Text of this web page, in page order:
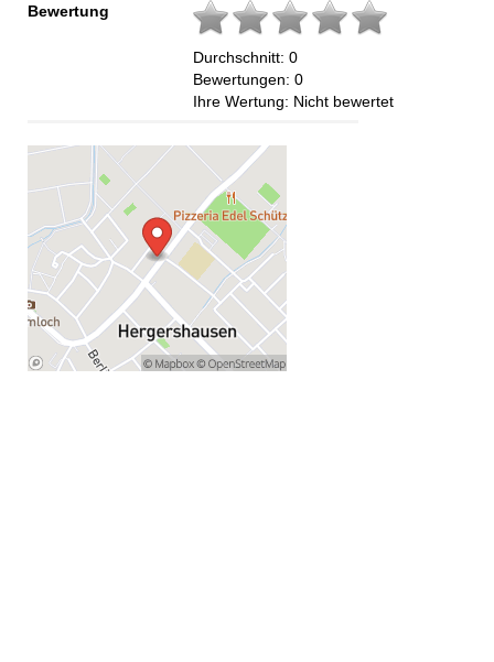
Bewertung
Durchschnitt: 0
Bewertungen: 0
Ihre Wertung: Nicht bewertet